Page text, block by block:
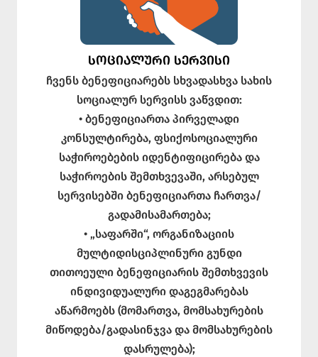
ᲡᲝᲪᲘᲐᲚᲣᲠᲘ ᲡᲔᲠᲕᲘᲡᲘ
ჩვენს ბენეფიციარებს სხვადასხვა სახის
სოციალურ სერვისს ვაწვდით:
• ბენეფიციართა პირველადი
კონსულტირება, ფსიქოსოციალური
საჭიროებების იდენტიფიცირება და
საჭიროების შემთხვევაში, არსებულ
სერვისებში ბენეფიციართა ჩართვა/
გადამისამართება;
• „საფარში“, ორგანიზაციის
მულტიდისციპლინური გუნდი
თითოეული ბენეფიციარის შემთხვევის
ინდივიდუალური დაგეგმარებას
აწარმოებს (მომართვა, მომსახურების
მიწოდება/გადასინჯვა და მომსახურების
დასრულება);